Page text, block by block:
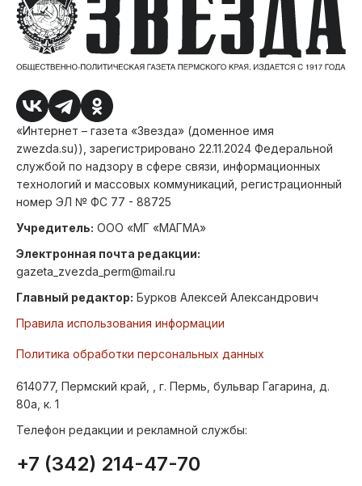
«Интернет – газета «Звезда» (доменное имя
zwezda.su)), зарегистрировано 22.11.2024 Федеральной
службой по надзору в сфере связи, информационных
технологий и массовых коммуникаций, регистрационный
номер ЭЛ № ФС 77 - 88725
Учредитель: ООО «МГ «МАГМА»
Электронная почта редакции:
gazeta_zvezda_perm@mail.ru
Главный редактор: Бурков Алексей Александрович
Правила использования информации
Политика обработки персональных данных
614077, Пермский край, , г. Пермь, бульвар Гагарина, д.
80а, к. 1
Телефон редакции и рекламной службы:
+7 (342) 214-47-70